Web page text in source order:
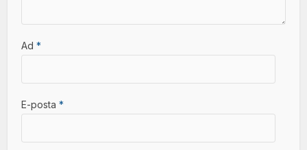
Ad*
E-posta*